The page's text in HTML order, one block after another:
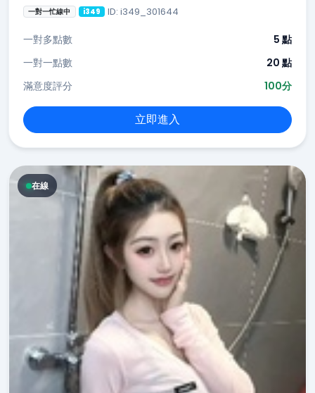
一對一忙線中 i349 ID: i349_301644
一對多點數
5 點
一對一點數
20 點
滿意度評分
100分
立即進入
在線